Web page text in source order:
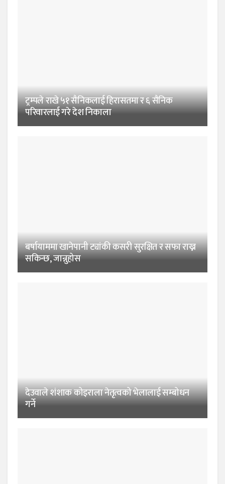
ट्रम्पले राखे ५१ सैनिकलाई हिरासतमा र ६ सैनिक
परिवारलाई गरे देश निकाला
बर्षायाममा खानेपानी ट्यांकी कसरी सुरक्षित र सफा राख्न
सकिन्छ, जान्नुहोस
देउवाले शंशाक कोइराला नेतृत्वको भेलालाई सम्बोधन
गर्ने